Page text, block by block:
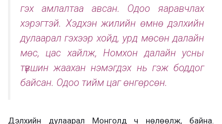
гэх амлалтаа авсан. Одоо яаравчлах
хэрэгтэй. Хэдхэн жилийн өмнө дэлхийн
дулаарал гэхээр хойд, урд мөсөн далайн
мөс, цас хайлж, Номхон далайн усны
түвшин жаахан нэмэгдэх нь гэж боддог
байсан. Одоо тийм цаг өнгөрсөн.
Дэлхийн дулаарал Монголд ч нөлөөлж, байна.